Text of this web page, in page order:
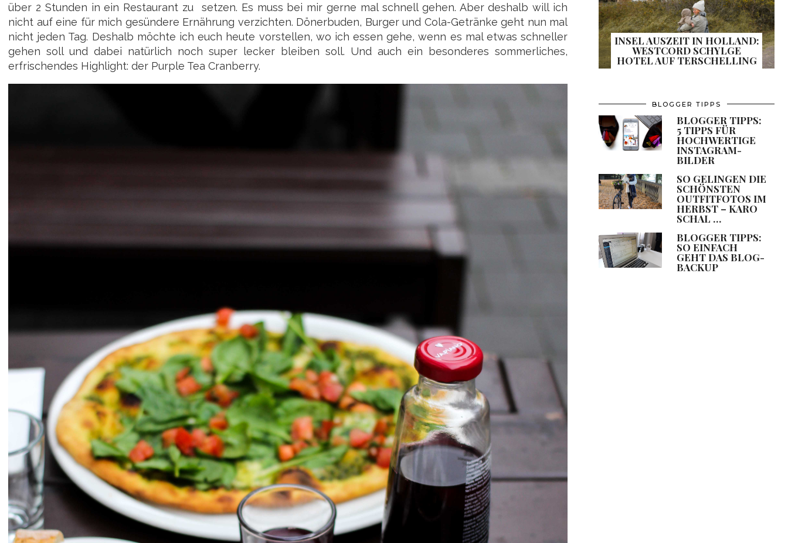
über 2 Stunden in ein Restaurant zu setzen. Es muss bei mir gerne mal schnell gehen. Aber deshalb will ich
nicht auf eine für mich gesündere Ernährung verzichten. Dönerbuden, Burger und Cola-Getränke geht nun mal
nicht jeden Tag. Deshalb möchte ich euch heute vorstellen, wo ich essen gehe, wenn es mal etwas schneller
gehen soll und dabei natürlich noch super lecker bleiben soll. Und auch ein besonderes sommerliches,
erfrischendes Highlight: der Purple Tea Cranberry.
INSEL AUSZEIT IN HOLLAND:
WESTCORD SCHYLGE
HOTEL AUF TERSCHELLING
BLOGGER TIPPS
BLOGGER TIPPS:
5 TIPPS FÜR
HOCHWERTIGE
INSTAGRAM-
BILDER
SO GELINGEN DIE
SCHÖNSTEN
OUTFITFOTOS IM
HERBST – KARO
SCHAL …
BLOGGER TIPPS:
SO EINFACH
GEHT DAS BLOG-
BACKUP